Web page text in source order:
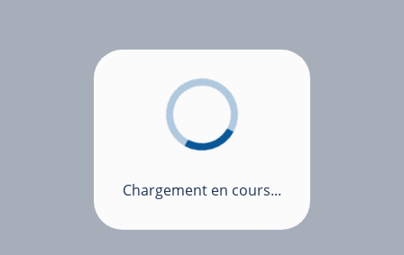
Chargement en cours...